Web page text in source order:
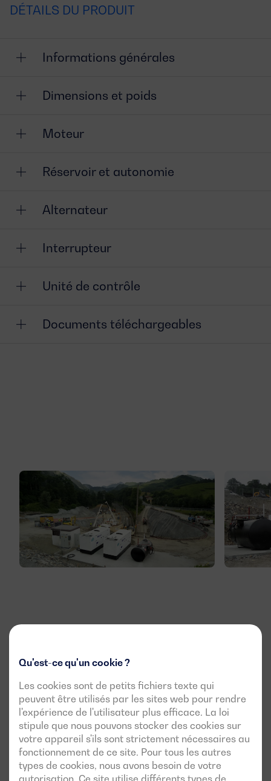
Qu'est-ce qu'un cookie ?
Les cookies sont de petits fichiers texte qui
peuvent être utilisés par les sites web pour rendre
l'expérience de l'utilisateur plus efficace. La loi
stipule que nous pouvons stocker des cookies sur
votre appareil s'ils sont strictement nécessaires au
fonctionnement de ce site. Pour tous les autres
types de cookies, nous avons besoin de votre
autorisation. Ce site utilise différents types de
DÉTAILS DU PRODUIT
Informations générales
Dimensions et poids
Moteur
Réservoir et autonomie
Alternateur
Interrupteur
Unité de contrôle
Documents téléchargeables